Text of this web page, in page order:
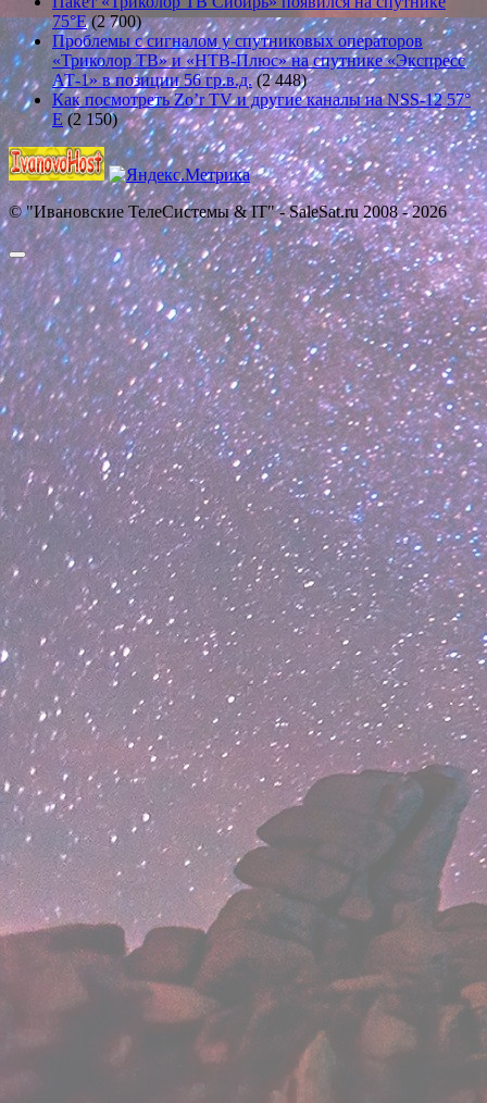
75°E (2 700)
Проблемы с сигналом у спутниковых операторов
«Триколор ТВ» и «НТВ-Плюс» на спутнике «Экспресс
АТ-1» в позиции 56 гр.в.д. (2 448)
Как посмотреть Zo’r TV и другие каналы на NSS-12 57°
E (2 150)
© "Ивановские ТелеСистемы & IT" - SaleSat.ru 2008 - 2026
Прокрутить
вверх